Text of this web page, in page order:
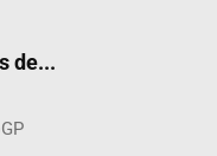
de...